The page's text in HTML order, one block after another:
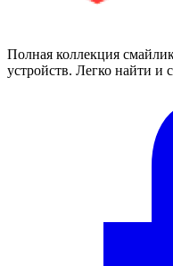
Полная коллекция
устройств. Легко найти и